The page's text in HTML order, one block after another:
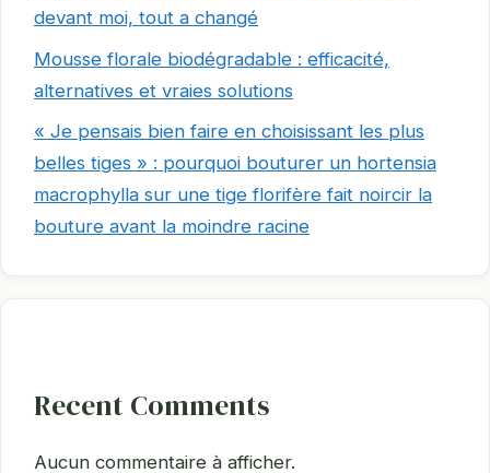
devant moi, tout a changé
Mousse florale biodégradable : efficacité,
alternatives et vraies solutions
« Je pensais bien faire en choisissant les plus
belles tiges » : pourquoi bouturer un hortensia
macrophylla sur une tige florifère fait noircir la
bouture avant la moindre racine
Recent Comments
Aucun commentaire à afficher.